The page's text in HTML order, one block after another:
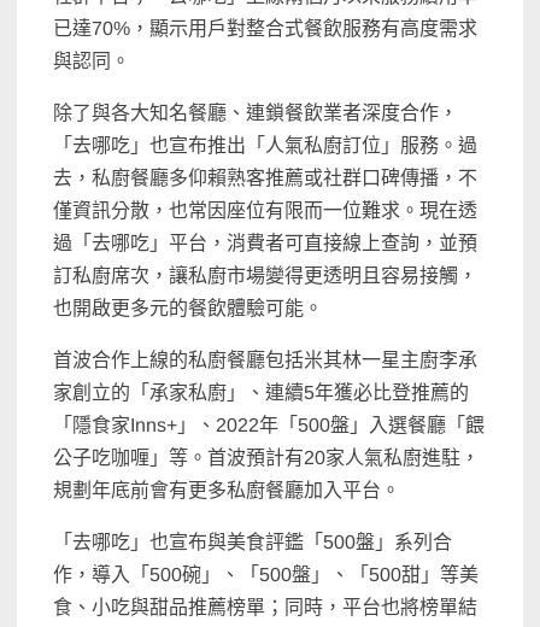
已達70%，顯示用戶對整合式餐飲服務有高度需求
與認同。
除了與各大知名餐廳、連鎖餐飲業者深度合作，
「去哪吃」也宣布推出「人氣私廚訂位」服務。過
去，私廚餐廳多仰賴熟客推薦或社群口碑傳播，不
僅資訊分散，也常因座位有限而一位難求。現在透
過「去哪吃」平台，消費者可直接線上查詢，並預
訂私廚席次，讓私廚市場變得更透明且容易接觸，
也開啟更多元的餐飲體驗可能。
首波合作上線的私廚餐廳包括米其林一星主廚李承
家創立的「承家私廚」、連續5年獲必比登推薦的
「隱食家Inns+」、2022年「500盤」入選餐廳「餵
公子吃咖喱」等。首波預計有20家人氣私廚進駐，
規劃年底前會有更多私廚餐廳加入平台。
「去哪吃」也宣布與美食評鑑「500盤」系列合
作，導入「500碗」、「500盤」、「500甜」等美
食、小吃與甜品推薦榜單；同時，平台也將榜單結